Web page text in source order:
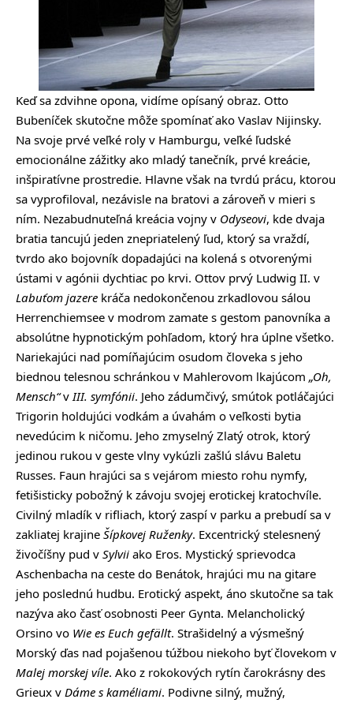
Keď sa zdvihne opona, vidíme opísaný obraz. Otto
Bubeníček skutočne môže spomínať ako Vaslav Nijinsky.
Na svoje prvé veľké roly v Hamburgu, veľké ľudské
emocionálne zážitky ako mladý tanečník, prvé kreácie,
inšpiratívne prostredie. Hlavne však na tvrdú prácu, ktorou
sa vyprofiloval, nezávisle na bratovi a zároveň v mieri s
ním. Nezabudnuteľná kreácia vojny v Odyseovi, kde dvaja
bratia tancujú jeden znepriatelený ľud, ktorý sa vraždí,
tvrdo ako bojovník dopadajúci na kolená s otvorenými
ústami v agónii dychtiac po krvi. Ottov prvý Ludwig II. v
Labuťom jazere kráča nedokončenou zrkadlovou sálou
Herrenchiemsee v modrom zamate s gestom panovníka a
absolútne hypnotickým pohľadom, ktorý hra úplne všetko.
Nariekajúci nad pomíňajúcim osudom človeka s jeho
biednou telesnou schránkou v Mahlerovom lkajúcom „Oh,
Mensch“vIII. symfónii. Jeho zádumčivý, smútok potláčajúci
Trigorin holdujúci vodkám a úvahám o veľkosti bytia
nevedúcim k ničomu. Jeho zmyselný Zlatý otrok, ktorý
jedinou rukou v geste vlny vykúzli zašlú slávu Baletu
Russes. Faun hrajúci sa s vejárom miesto rohu nymfy,
fetišisticky pobožný k závoju svojej erotickej kratochvíle.
Civilný mladík v rifliach, ktorý zaspí v parku a prebudí sa v
zakliatej krajine Šípkovej Ruženky. Excentrický stelesnený
živočíšny pud v Sylvii ako Eros. Mystický sprievodca
Aschenbacha na ceste do Benátok, hrajúci mu na gitare
jeho poslednú hudbu. Erotický aspekt, áno skutočne sa tak
nazýva ako časť osobnosti Peer Gynta. Melancholický
Orsino vo Wie es Euch gefällt. Strašidelný a výsmešný
Morský ďas nad pojašenou túžbou niekoho byť človekom v
Malej morskej víle. Ako z rokokových rytín čarokrásny des
Grieux v Dáme s kaméliami. Podivne silný, mužný,